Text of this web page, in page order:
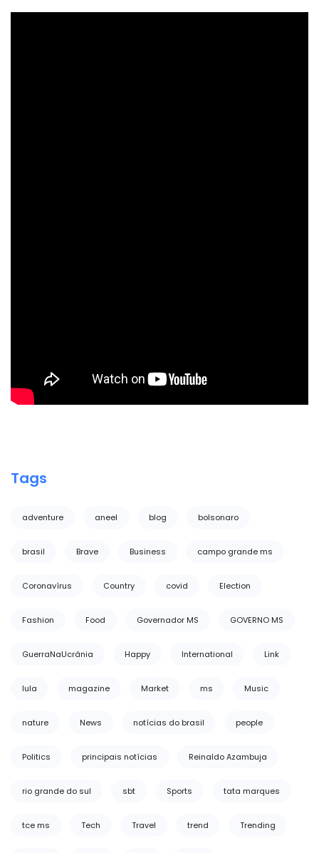
Tags
adventure aneel blog bolsonaro
brasil Brave Business campo grande ms
Coronavírus Country covid Election
Fashion Food Governador MS GOVERNO MS
GuerraNaUcrânia Happy International Link
lula magazine Market ms Music
nature News notícias do brasil people
Politics principais notícias Reinaldo Azambuja
rio grande do sul sbt Sports tata marques
tce ms Tech Travel trend Trending